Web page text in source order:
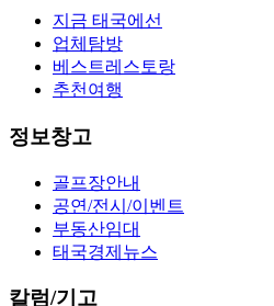
지금 태국에선
업체탐방
베스트레스토랑
추천여행
정보창고
골프장안내
공연/전시/이벤트
부동산임대
태국경제뉴스
칼럼/기고